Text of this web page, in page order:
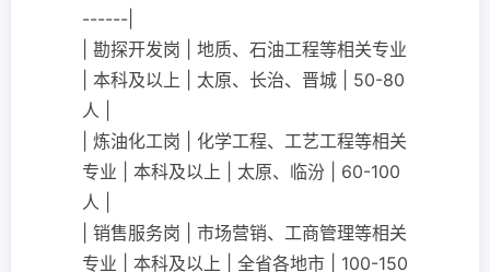
------|
| 勘探开发岗 | 地质、石油工程等相关专业
| 本科及以上 | 太原、长治、晋城 | 50-80
人 |
| 炼油化工岗 | 化学工程、工艺工程等相关
专业 | 本科及以上 | 太原、临汾 | 60-100
人 |
| 销售服务岗 | 市场营销、工商管理等相关
专业 | 本科及以上 | 全省各地市 | 100-150